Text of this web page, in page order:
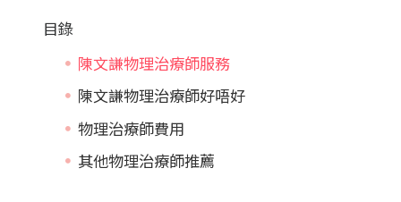
目錄
陳文謙物理治療師服務
陳文謙物理治療師好唔好
物理治療師費用
其他物理治療師推薦